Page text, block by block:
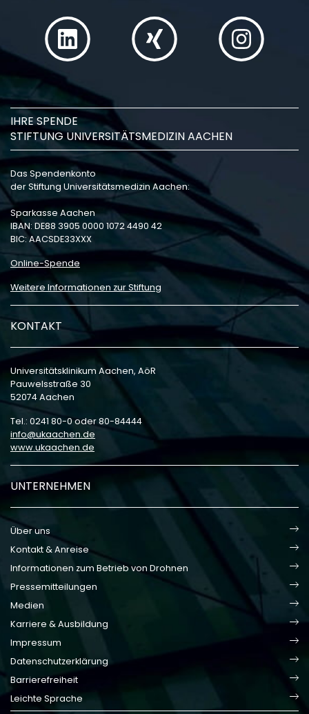
IHRE SPENDE
STIFTUNG UNIVERSITÄTSMEDIZIN AACHEN
Das Spendenkonto
der Stiftung Universitätsmedizin Aachen:
Sparkasse Aachen
IBAN: DE88 3905 0000 1072 4490 42
BIC: AACSDE33XXX
Online-Spende
Weitere Informationen zur Stiftung
KONTAKT
Universitätsklinikum Aachen, AöR
Pauwelsstraße 30
52074 Aachen
Tel.: 0241 80-0 oder 80-84444
info
ukaachen de
www.ukaachen.de
UNTERNEHMEN
Über uns
Kontakt & Anreise
Informationen zum Betrieb von Drohnen
Pressemitteilungen
Medien
Karriere & Ausbildung
Impressum
Datenschutzerklärung
Barrierefreiheit
Leichte Sprache